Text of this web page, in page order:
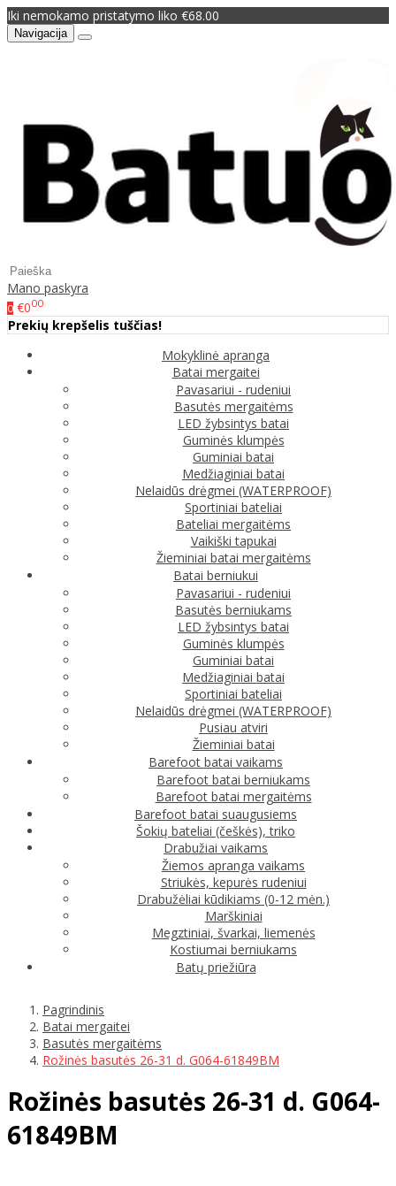
Iki nemokamo pristatymo liko €68.00
Navigacija
Mano paskyra
0 €000
Prekių krepšelis tuščias!
Mokyklinė apranga
Batai mergaitei
Pavasariui - rudeniui
Basutės mergaitėms
LED žybsintys batai
Guminės klumpės
Guminiai batai
Medžiaginiai batai
Nelaidūs drėgmei (WATERPROOF)
Sportiniai bateliai
Bateliai mergaitėms
Vaikiški tapukai
Žieminiai batai mergaitėms
Batai berniukui
Pavasariui - rudeniui
Basutės berniukams
LED žybsintys batai
Guminės klumpės
Guminiai batai
Medžiaginiai batai
Sportiniai bateliai
Nelaidūs drėgmei (WATERPROOF)
Pusiau atviri
Žieminiai batai
Barefoot batai vaikams
Barefoot batai berniukams
Barefoot batai mergaitėms
Barefoot batai suaugusiems
Šokių bateliai (češkės), triko
Drabužiai vaikams
Žiemos apranga vaikams
Striukės, kepurės rudeniui
Drabužėliai kūdikiams (0-12 mėn.)
Marškiniai
Megztiniai, švarkai, liemenės
Kostiumai berniukams
Batų priežiūra
Pagrindinis
Batai mergaitei
Basutės mergaitėms
Rožinės basutės 26-31 d. G064-61849BM
Rožinės basutės 26-31 d. G064-
61849BM